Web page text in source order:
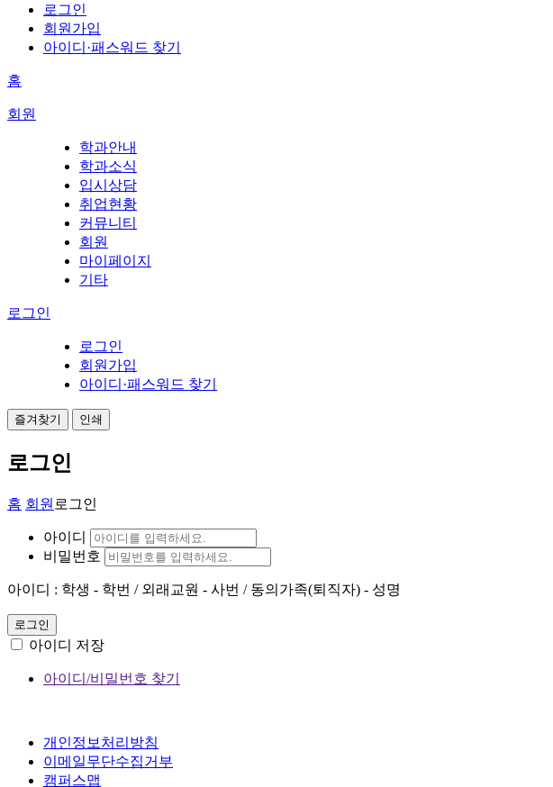
로그인
회원가입
아이디·패스워드 찾기
홈
회원
학과안내
학과소식
입시상담
취업현황
커뮤니티
회원
마이페이지
기타
로그인
로그인
회원가입
아이디·패스워드 찾기
즐겨찾기 인쇄
로그인
홈 회원 로그인
아이디
비밀번호
아이디 : 학생 - 학번 / 외래교원 - 사번 / 동의가족(퇴직자) - 성명
로그인
아이디 저장
아이디/비밀번호 찾기
개인정보처리방침
이메일무단수집거부
캠퍼스맵